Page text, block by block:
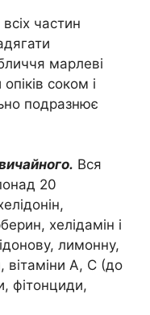
частин
марлеві
соком і
подразнює
Вся
20
хелідамін і
лимонну,
вітаміни А, C (до
фітонциди,